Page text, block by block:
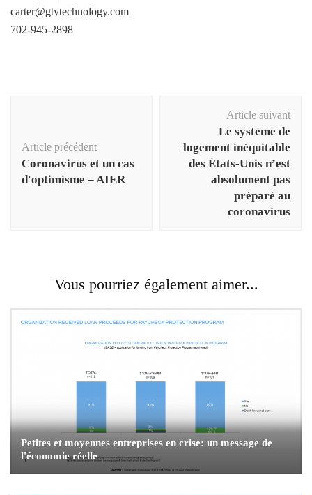
carter@gtytechnology.com
702-945-2898
Article précédent
Coronavirus et un cas
d'optimisme – AIER
Article suivant
Le système de
logement inéquitable
des États-Unis n’est
absolument pas
préparé au
coronavirus
Vous pourriez également aimer...
Petites et moyennes entreprises en crise: un message de
l'économie réelle